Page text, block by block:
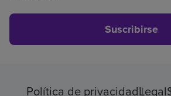
Suscribirse
Política de privacidadLegal